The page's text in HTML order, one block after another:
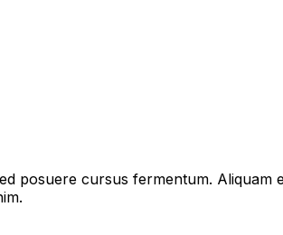
posuere cursus fermentum.